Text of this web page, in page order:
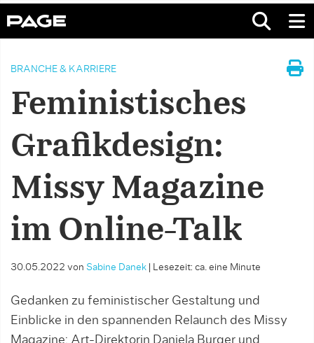
BRANCHE & KARRIERE
Feministisches
Grafikdesign:
Missy Magazine
im Online-Talk
30.05.2022 von Sabine Danek Lesezeit: ca. eine Minute
Gedanken zu feministischer Gestaltung und
Einblicke in den spannenden Relaunch des Missy
Magazine: Art-Direktorin Daniela Burger und